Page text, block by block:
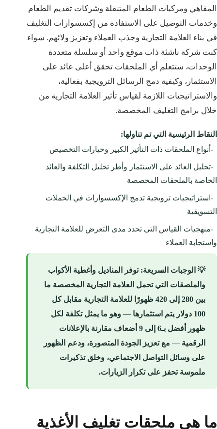
المقاهي ومركبات الطعام المتنقلة وشركات تقديم الطعام
وخدمات التوصيل على الاستفادة من إكسسوارات التغليف
في بناء العلامة التجارية وجذب العملاء وتعزيز ولائهم. سواء
كنت شركة ناشئة ذات موقع واحد أو سلسلة متعددة
الوحدات، ستتعلم أي الملحقات تحقق أعلى عائد على
الاستثمار، وكيفية دمج الرسائل الترويجية بفعالية،
والاستراتيجيات اللازمة لقياس تأثير العلامة التجارية من
خلال برامج التغليف المخصصة.
النقاط الرئيسية التي تم تناولها:
- أنواع الملحقات ذات التأثير الكبير وخيارات التخصيص
-تحليل العائد على الاستثمار وأطر تحليل التكلفة والعائد
الخاصة بالملحقات المخصصة
- استراتيجيات ترويجية تدمج الإكسسوارات في الحملات
التسويقية
-منهجيات القياس التي تحدد مدى التعرض للعلامة التجارية
واستجابة العملاء
💡 الوجبات السريعة: توفر المناديل وأغطية الأكواب
والملصقات التي تحمل العلامة التجارية المخصصة ما
بين 280 إلى 420 ظهورًا للعلامة التجارية مقابل كل
100 دولار يتم استثمارها — وهو ما يمثل تكلفة لكل
ظهور أفضل بـ6 إلى 9 أضعاف مقارنة بالإعلانات
الرقمية — مع تعزيز الجودة المتصورة، ودعم الظهور
على وسائل التواصل الاجتماعي، وخلق تذكيرات
ملموسة تحفز على تكرار الزيارات.
ما هي ملحقات تغليف الأغذية